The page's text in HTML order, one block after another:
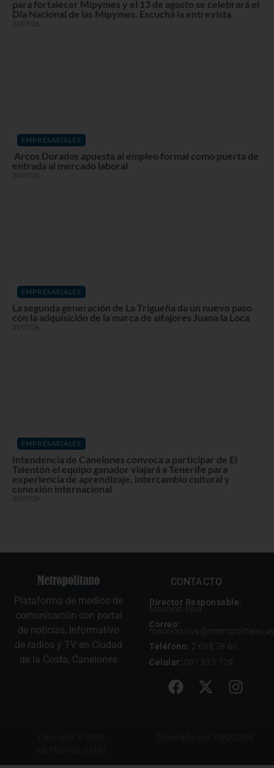
para fortalecer Mipymes y el 13 de agosto se celebrará el
Día Nacional de las Mipymes. Escuchá la entrevista
31/07/26
EMPRESARIALES
Arcos Dorados apuesta al empleo formal como puerta de
entrada al mercado laboral
29/07/26
EMPRESARIALES
La segunda generación de La Trigueña da un nuevo paso
con la adquisición de la marca de alfajores Juana la Loca
21/07/26
EMPRESARIALES
Intendencia de Canelones convoca a participar de El
Talentón el equipo ganador viajará a Tenerife para
experiencia de aprendizaje, intercambio cultural y
conexión internacional
20/07/26
Plataforma de medios de
comunicación con portal
de noticias, Informativo
de radios y TV en Ciudad
de la Costa, Canelones
CONTACTO
Director Responsable:
Mauricio Riva
Correo:
mauricio.riva@metropolitano.uy
Teléfono: 2 698 78 66
Celular: 091 673 129